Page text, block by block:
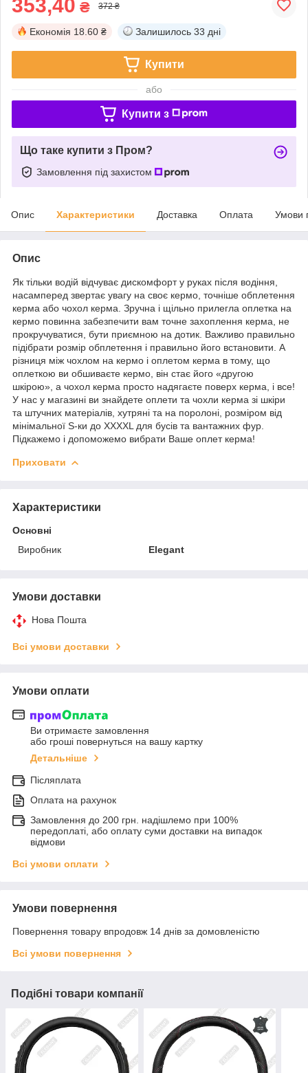
353,40 ₴ 372 ₴
Економія 18.60 ₴ Залишилось 33 дні
Купити
або
Купити з
Що таке купити з Пром?
Замовлення під захистом
Опис Характеристики Доставка Оплата Умови
Опис
Як тільки водій відчуває дискомфорт у руках після водіння,
насамперед звертає увагу на своє кермо, точніше обплетення
керма або чохол керма. Зручна і щільно прилегла оплетка на
кермо повинна забезпечити вам точне захоплення керма, не
прокручуватися, бути приємною на дотик. Важливо правильно
підібрати розмір обплетення і правильно його встановити. А
різниця між чохлом на кермо і оплетом керма в тому, що
оплеткою ви обшиваєте кермо, він стає його «другою
шкірою», а чохол керма просто надягаєте поверх керма, і все!
У нас у магазині ви знайдете оплети та чохли керма зі шкіри
та штучних матеріалів, хутряні та на поролоні, розміром від
мінімальної S-ки до XXXXL для бусів та вантажних фур.
Підкажемо і допоможемо вибрати Ваше оплет керма!
Приховати
Характеристики
Основні
Виробник
Elegant
Умови доставки
Нова Пошта
Всі умови доставки
Умови оплати
Ви отримаєте замовлення
або гроші повернуться на вашу картку
Детальніше
Післяплата
Оплата на рахунок
Замовлення до 200 грн. надішлемо при 100%
передоплаті, або оплату суми доставки на випадок
відмови
Всі умови оплати
Умови повернення
Повернення товару впродовж 14 днів за домовленістю
Всі умови повернення
Подібні товари компанії